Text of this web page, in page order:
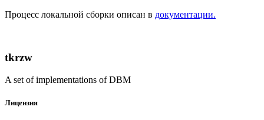
Процесс локальной сборки описан в документации.
tkrzw
A set of implementations of DBM
Лицензия